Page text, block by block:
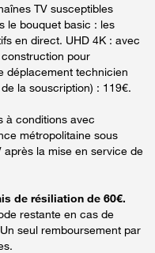
TV susceptibles
le bouquet basic : les
en direct. UHD 4K : avec
pour
déplacement technicien
la souscription) : 119€.
à conditions avec
métropolitaine sous
après la mise en service de
de résiliation de 60€.
restante en cas de
seul remboursement par